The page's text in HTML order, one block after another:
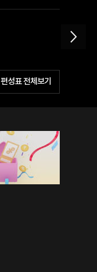
편성표 전체보기